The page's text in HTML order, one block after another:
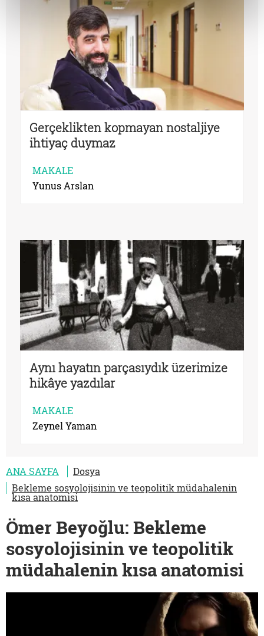
Gerçeklikten kopmayan nostaljiye
ihtiyaç duymaz
MAKALE
Yunus Arslan
Aynı hayatın parçasıydık üzerimize
hikâye yazdılar
MAKALE
Zeynel Yaman
ANA SAYFA
Dosya
Bekleme sosyolojisinin ve teopolitik müdahalenin
kısa anatomisi
Ömer Beyoğlu: Bekleme
sosyolojisinin ve teopolitik
müdahalenin kısa anatomisi